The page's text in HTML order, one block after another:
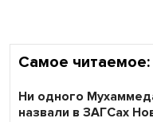
Самое читаемое:
Ни одного
назвали в ЗАГСах